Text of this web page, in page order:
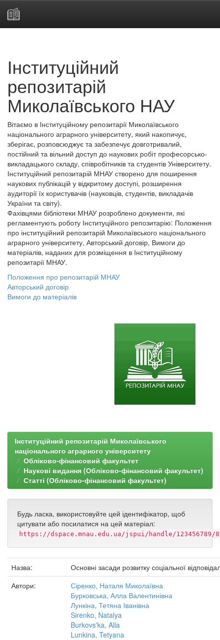
Інституційний
репозитарій
Миколаївського НАУ
Вітаємо в Інституційному репозитарії Миколаївського
національного аграрного університету, який накопичує,
зберігає, розповсюджує та забезпечує довготривалий,
постійний та вільний доступ до наукових робіт професорсько-
викладацького складу, співробітників та студентів Університету.
Інституційний репозитарій МНАУ створено для поширення
наукових публікацій у відкритому доступі, розширення
аудиторії їх користувачів (науковців, студентів, викладачів
України та світу).
Фахівцями бібліотеки МНАУ розроблено документи, які
регламентують роботу Інституційного репозитарію: Положення
про інституційний репозитарій Миколаївського національного
аграрного університету, Авторський договір, Вимоги до
матеріалів, наданих для розміщення в Інституційному
репозитарії МНАУ.
Положення про репозитарій МНАУ
Авторський договір
Вимоги до матеріалів
Інституційний репозитарій Миколаївського
національного аграрного університету
Обліково-фінансовий факультет
Наукові видання (Обліково-фінансовий факультет)
Статті (Обліково-фінансовий факультет)
Будь ласка, використовуйте цей ідентифікатор, щоб
цитувати або посилатися на цей матеріал:
https://dspace.mnau.edu.ua/jspui/handle/123456789/
Назва:
Основні засади розвитку соціальної
Автори:
Сіренко, Наталя Миколаївна
Бурковська, Алла Валентинівна
Лункіна, Тетяна Іванівна
Sirenko, Natalya
Burkovs'ka, Alla
Lunkina, Tetyana